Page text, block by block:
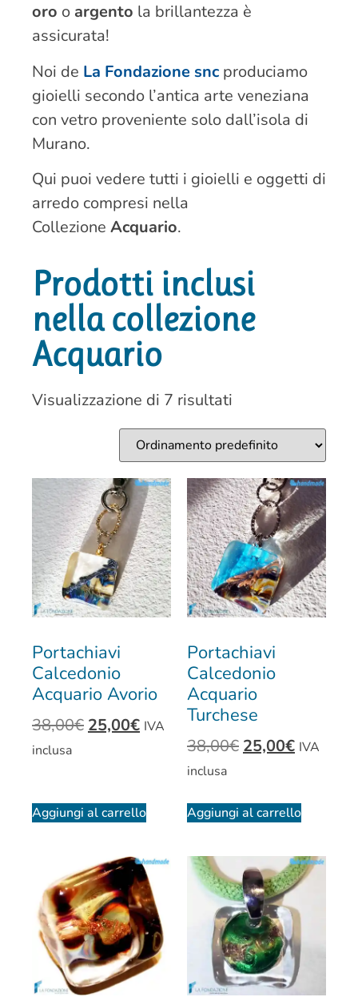
oro o argento la brillantezza è
assicurata!
Noi de La Fondazione sncproduciamo
gioielli secondo l’antica arte veneziana
con vetro proveniente solo dall’isola di
Murano.
Qui puoi vedere tutti i gioielli e oggetti di
arredo compresi nella
Collezione Acquario.
Prodotti inclusi
nella collezione
Acquario
Visualizzazione di 7 risultati
Portachiavi
Calcedonio
Acquario Avorio
38,00€ 25,00€ IVA
inclusa
Aggiungi al carrello
Portachiavi
Calcedonio
Acquario
Turchese
38,00€ 25,00€ IVA
inclusa
Aggiungi al carrello